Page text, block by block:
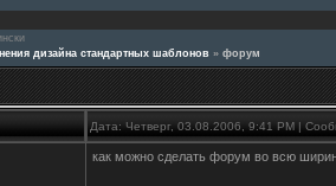
дизайна стандартных шаблонов » форум
Дата: Четверг, 03.08.2006, 9:41 PM |
как можно сделать форум во всю